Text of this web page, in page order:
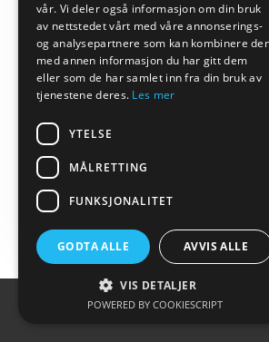
Your payment is secured by
protocol
Price details
Created withsysteme.io|Privacy policy
vår. Vi deler også informasjon om din bruk
av nettstedet vårt med våre annonserings-
og analysepartnere som kan kombinere
med annen informasjon du har gitt dem
eller som de har samlet inn fra din bruk av
tjenestene deres. Les mer
YTELSE
MÅLRETTING
FUNKSJONALITET
GODTA ALLE AVVIS ALLE
VIS DETALJER
POWERED BY COOKIESCRIPT